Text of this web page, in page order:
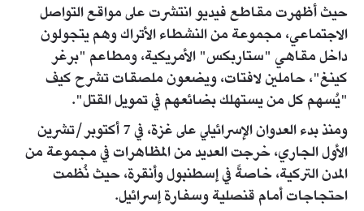
حيث أظهرت مقاطع فيديو انتشرت على مواقع التواصل
الاجتماعي، مجموعة من النشطاء الأتراك وهم يتجولون
داخل مقاهي "ستاربكس" الأمريكية، ومطاعم "برغر
كينغ"، حاملين لافتات، ويضعون ملصقات تشرح كيف
"يُسهم كل من يستهلك بضائعهم في تمويل القتل".
ومنذ بدء العدوان الإسرائيلي على غزة، في 7 أكتوبر/تشرين
الأول الجاري، خرجت العديد من المظاهرات في مجموعة من
المدن التركية، خاصةً في إسطنبول وأنقرة، حيث نُظمت
احتجاجات أمام قنصلية وسفارة إسرائيل.